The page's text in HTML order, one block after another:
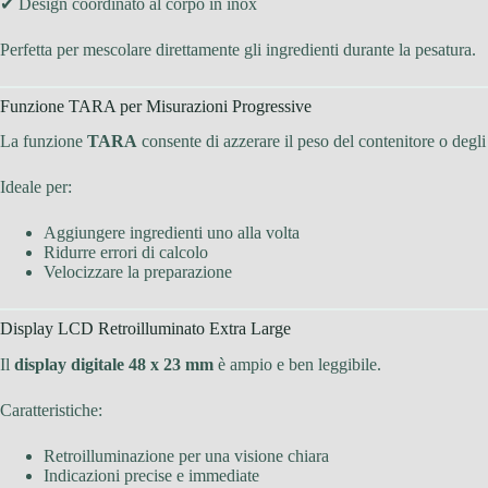
Perfetta per mescolare direttamente gli ingredienti durante la pesatura.
Funzione TARA per Misurazioni Progressive
La funzione TARA consente di azzerare il peso del contenitore o
Ideale per:
Aggiungere ingredienti uno alla volta
Ridurre errori di calcolo
Velocizzare la preparazione
Display LCD Retroilluminato Extra Large
Il display digitale 48 x 23 mm è ampio e ben leggibile.
Caratteristiche:
Retroilluminazione per una visione chiara
Indicazioni precise e immediate